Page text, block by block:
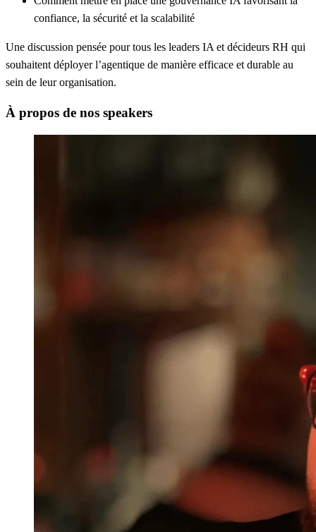
confiance, la sécurité et la scalabilité
Une discussion pensée pour tous les leaders IA et décideurs RH qui
souhaitent déployer l’agentique de manière efficace et durable au
sein de leur organisation.
À propos de nos speakers